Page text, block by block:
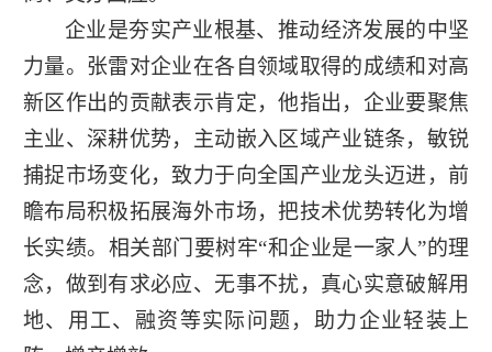
企业是夯实产业根基、推动经济发展的中坚
力量。张雷对企业在各自领域取得的成绩和对高
新区作出的贡献表示肯定，他指出，企业要聚焦
主业、深耕优势，主动嵌入区域产业链条，敏锐
捕捉市场变化，致力于向全国产业龙头迈进，前
瞻布局积极拓展海外市场，把技术优势转化为增
长实绩。相关部门要树牢“和企业是一家人”的理
念，做到有求必应、无事不扰，真心实意破解用
地、用工、融资等实际问题，助力企业轻装上